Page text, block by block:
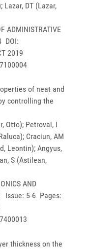
Lazar, DT (Lazar,
ADMINISTRATIVE
DOI:
2019
of neat and
controlling the
Otto); Petrovai, I
Craciun, AM
Leontin); Angyus,
S (Astilean,
AND
Issue: 5-6 Pages:
thickness on the